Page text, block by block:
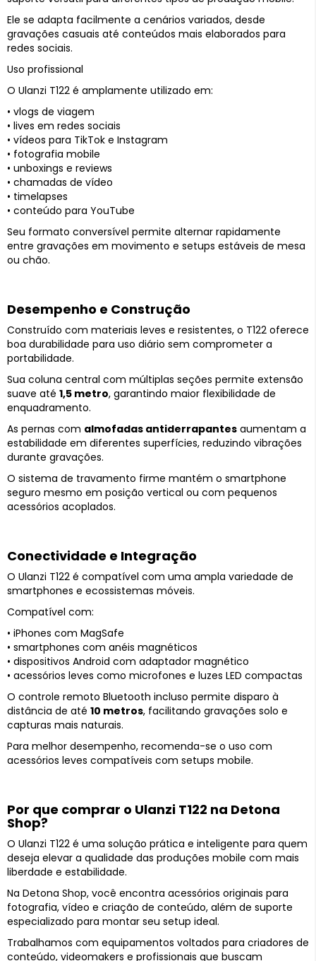
Ele se adapta facilmente a cenários variados, desde
gravações casuais até conteúdos mais elaborados para
redes sociais.
Uso profissional
O Ulanzi T122 é amplamente utilizado em:
• vlogs de viagem
• lives em redes sociais
• vídeos para TikTok e Instagram
• fotografia mobile
• unboxings e reviews
• chamadas de vídeo
• timelapses
• conteúdo para YouTube
Seu formato conversível permite alternar rapidamente
entre gravações em movimento e setups estáveis de mesa
ou chão.
Desempenho e Construção
Construído com materiais leves e resistentes, o T122 oferece
boa durabilidade para uso diário sem comprometer a
portabilidade.
Sua coluna central com múltiplas seções permite extensão
suave até 1,5 metro, garantindo maior flexibilidade de
enquadramento.
As pernas com almofadas antiderrapantes aumentam a
estabilidade em diferentes superfícies, reduzindo vibrações
durante gravações.
O sistema de travamento firme mantém o smartphone
seguro mesmo em posição vertical ou com pequenos
acessórios acoplados.
Conectividade e Integração
O Ulanzi T122 é compatível com uma ampla variedade de
smartphones e ecossistemas móveis.
Compatível com:
• iPhones com MagSafe
• smartphones com anéis magnéticos
• dispositivos Android com adaptador magnético
• acessórios leves como microfones e luzes LED compactas
O controle remoto Bluetooth incluso permite disparo à
distância de até 10 metros, facilitando gravações solo e
capturas mais naturais.
Para melhor desempenho, recomenda-se o uso com
acessórios leves compatíveis com setups mobile.
Por que comprar o Ulanzi T122 na Detona
Shop?
O Ulanzi T122 é uma solução prática e inteligente para quem
deseja elevar a qualidade das produções mobile com mais
liberdade e estabilidade.
Na Detona Shop, você encontra acessórios originais para
fotografia, vídeo e criação de conteúdo, além de suporte
especializado para montar seu setup ideal.
Trabalhamos com equipamentos voltados para criadores de
conteúdo, videomakers e profissionais que buscam